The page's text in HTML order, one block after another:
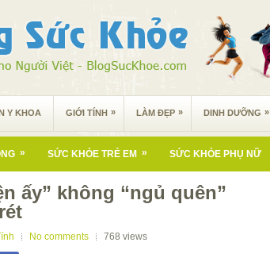
Y KHOA GIỚI TÍNH » LÀM ĐẸP » DINH DƯỠNG »
» SỨC KHỎE TRẺ EM » SỨC KHỎE PHỤ NỮ
ấy” không “ngủ quên”
No comments 768 views